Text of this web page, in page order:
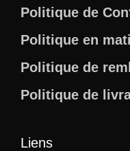
Politique de
Politique en
Politique de
Politique de
Liens